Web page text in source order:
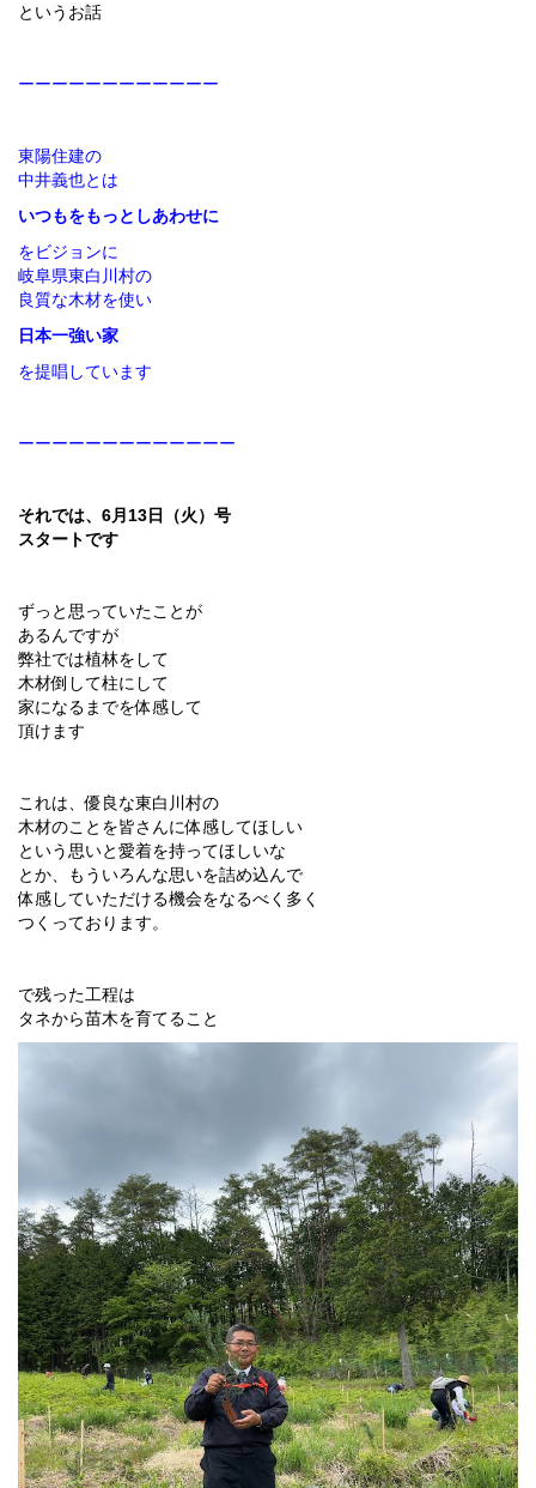
というお話
ーーーーーーーーーーーー
東陽住建の
中井義也とは
いつもをもっとしあわせに
をビジョンに
岐阜県東白川村の
良質な木材を使い
日本一強い家
を提唱しています
ーーーーーーーーーーーーー
それでは、6月13日（火）号
スタートです
ずっと思っていたことが
あるんですが
弊社では植林をして
木材倒して柱にして
家になるまでを体感して
頂けます
これは、優良な東白川村の
木材のことを皆さんに体感してほしい
という思いと愛着を持ってほしいな
とか、もういろんな思いを詰め込んで
体感していただける機会をなるべく多く
つくっております。
で残った工程は
タネから苗木を育てること